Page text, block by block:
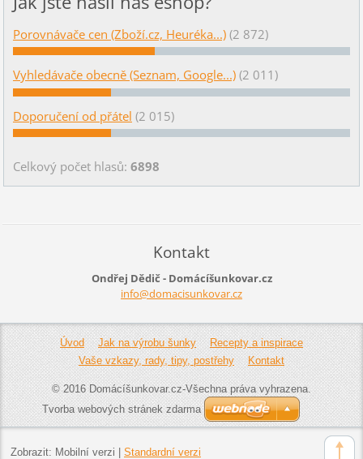
Porovnávače cen (Zboží.cz, Heuréka...) (2 872)
Vyhledávače obecně (Seznam, Google...) (2 011)
Doporučení od přátel (2 015)
Celkový počet hlasů: 6898
Kontakt
Ondřej Dědič - Domácíšunkovar.cz
info@domacisunkovar.cz
Úvod Jak na výrobu šunky
Recepty a inspirace
Vaše vzkazy, rady, tipy, postřehy
Kontakt
© 2016 Domácíšunkovar.cz-Všechna práva vyhrazena.
Tvorba webových stránek zdarma
Zobrazit: Mobilní verzi Standardní verzi